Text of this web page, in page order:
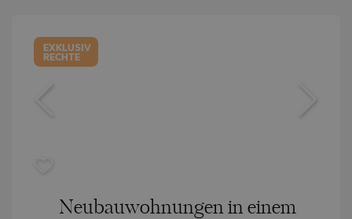
EXKLUSIV
RECHTE
Neubauwohnungen in einem